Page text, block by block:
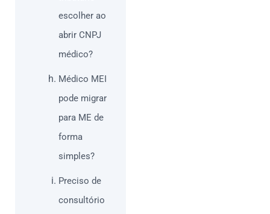
escolher ao
abrir CNPJ
médico?
Médico MEI
pode migrar
para ME de
forma
simples?
Preciso de
consultório